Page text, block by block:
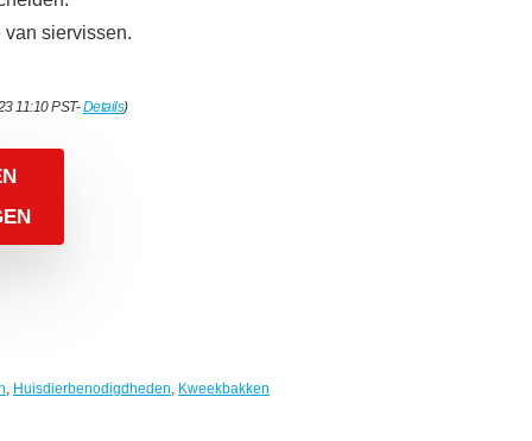
van siervissen.
11:10 PST-Details)
, Huisdierbenodigdheden, Kweekbakken